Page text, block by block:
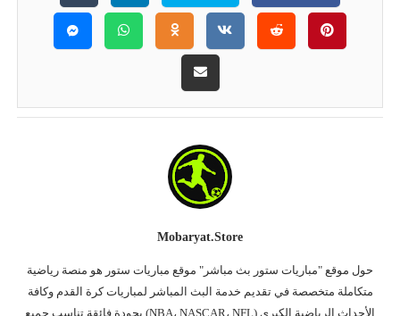
Mobaryat.store
حول موقع "مباريات ستور بث مباشر" موقع مباريات ستور هو منصة رياضية
متكاملة متخصصة في تقديم خدمة البث المباشر لمباريات كرة القدم وكافة
الأحداث الرياضية الكبرى (NBA، NASCAR، NFL) بجودة فائقة تناسب جميع